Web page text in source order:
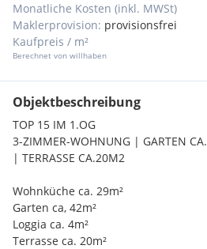
Monatliche Kosten (inkl. MWSt)
Maklerprovision: provisionsfrei
Kaufpreis / m²
Berechnet von willhaben
Objektbeschreibung
TOP 15 IM 1.OG
3-ZIMMER-WOHNUNG | GARTEN
| TERRASSE CA.20M2
Wohnküche ca. 29m²
Garten ca, 42m²
Loggia ca. 4m²
Terrasse ca. 20m²